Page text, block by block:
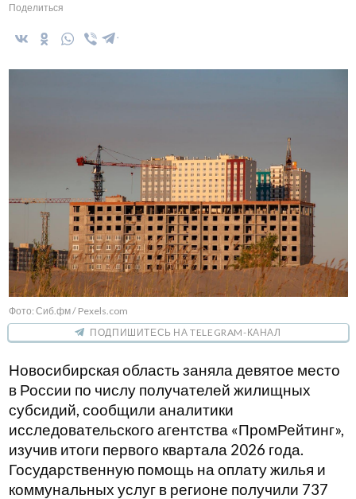
Поделиться
Фото: Сиб.фм / Pexels.com
ПОДПИШИТЕСЬ НА TELEGRAM-КАНАЛ
Новосибирская область заняла девятое место
в России по числу получателей жилищных
субсидий, сообщили аналитики
исследовательского агентства «ПромРейтинг»,
изучив итоги первого квартала 2026 года.
Государственную помощь на оплату жилья и
коммунальных услуг в регионе получили 737